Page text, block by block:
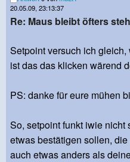
20.05.09, 23:13:37
Re: Maus bleibt öfters
Setpoint versuch ich
ist das das klicken wärend
PS: danke für eure mühen
So, setpoint funkt iwie
etwas bestätigen sollen,
auch etwas anders als